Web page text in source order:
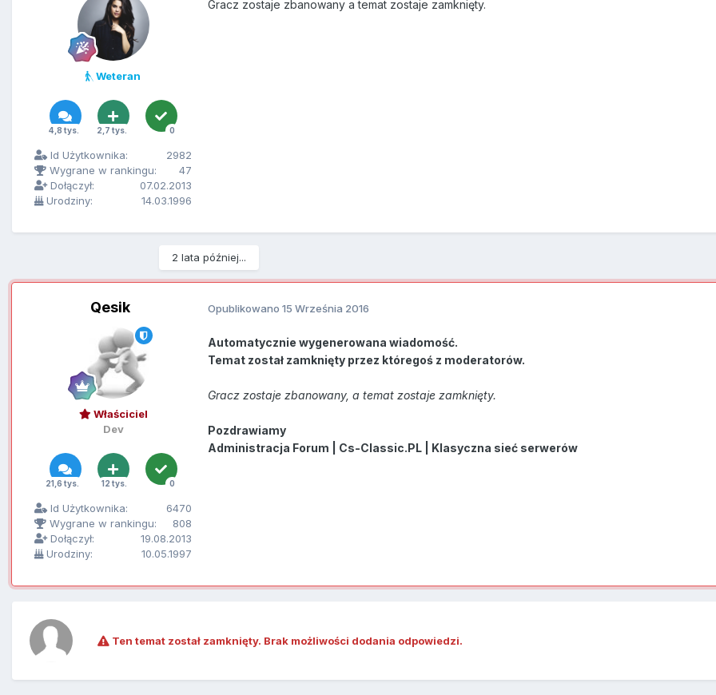
Weteran
4,8 tys. 2,7 tys. 0
Id Użytkownika:
2982
Wygrane w rankingu:
47
Dołączył:
07.02.2013
Urodziny:
14.03.1996
Gracz zostaje zbanowany a temat zostaje zamknięty.
2 lata później...
Qesik
Właściciel
Dev
21,6 tys. 12 tys. 0
Id Użytkownika:
6470
Wygrane w rankingu:
808
Dołączył:
19.08.2013
Urodziny:
10.05.1997
Opublikowano 15 Września 2016
Automatycznie wygenerowana wiadomość.
Temat został zamknięty przez któregoś z moderatorów.
Gracz zostaje zbanowany, a temat zostaje zamknięty.
Pozdrawiamy
Administracja Forum | Cs-Classic.PL | Klasyczna sieć serwerów
Ten temat został zamknięty. Brak możliwości dodania odpowiedzi.